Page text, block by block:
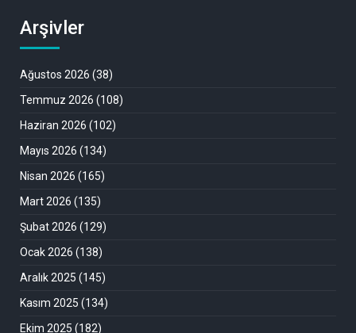
Arşivler
Ağustos 2026 (38)
Temmuz 2026 (108)
Haziran 2026 (102)
Mayıs 2026 (134)
Nisan 2026 (165)
Mart 2026 (135)
Şubat 2026 (129)
Ocak 2026 (138)
Aralık 2025 (145)
Kasım 2025 (134)
Ekim 2025 (182)